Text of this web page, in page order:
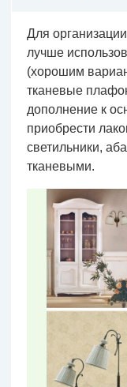
Для
лучше
(хорошим
тканевые
дополнение к
приобрести
светильники,
тканевыми.